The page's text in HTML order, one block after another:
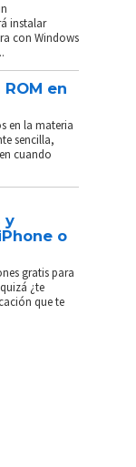
instalar
con Windows
en
en la materia
sencilla,
cuando
y
o
gratis para
¿te
que te